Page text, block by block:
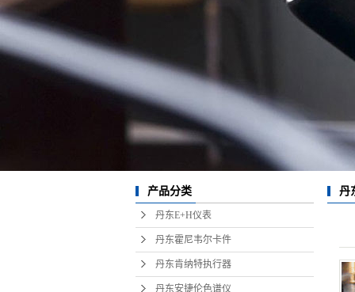
联系我们
产品分类
丹东E+H仪表
丹东霍尼韦尔卡件
丹东肯纳特执行器
丹东安捷伦色谱仪
丹